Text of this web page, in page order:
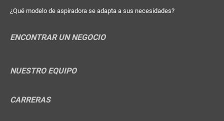
¿Qué modelo de aspiradora se adapta a sus necesidades?
ENCONTRAR UN NEGOCIO
NUESTRO EQUIPO
CARRERAS